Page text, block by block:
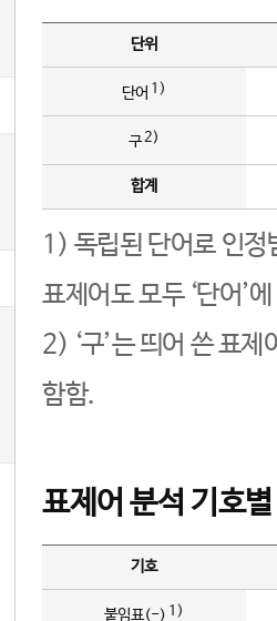
단위
단어 1)
구2)
합계
1) 독립된 단어로 인정
표제어도 모두 ‘단어’
2) ‘구’는 띄어 쓴 표
함함.
표제어 분석 기호
기호
붙임표(-) 1)